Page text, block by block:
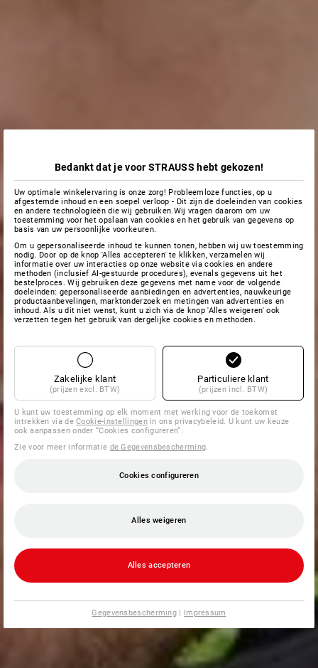
Bedankt dat je voor STRAUSS hebt gekozen!
Uw optimale winkelervaring is onze zorg! Probleemloze functies, op u
afgestemde inhoud en een soepel verloop - Dit zijn de doeleinden van cookies
en andere technologieën die wij gebruiken.Wij vragen daarom om uw
toestemming voor het opslaan van cookies en het gebruik van gegevens op
basis van uw persoonlijke voorkeuren.
Om u gepersonaliseerde inhoud te kunnen tonen, hebben wij uw toestemming
nodig. Door op de knop 'Alles accepteren' te klikken, verzamelen wij
informatie over uw interacties op onze website via cookies en andere
methoden (inclusief AI-gestuurde procedures), evenals gegevens uit het
bestelproces. Wij gebruiken deze gegevens met name voor de volgende
doeleinden: gepersonaliseerde aanbiedingen en advertenties, nauwkeurige
productaanbevelingen, marktonderzoek en metingen van advertenties en
inhoud. Als u dit niet wenst, kunt u zich via de knop 'Alles weigeren' ook
verzetten tegen het gebruik van dergelijke cookies en methoden.
Zakelijke klant
(prijzen excl. BTW)
Particuliere klant
(prijzen incl. BTW)
U kunt uw toestemming op elk moment met werking voor de toekomst
intrekken via deCookie-instellingenin ons privacybeleid. U kunt uw keuze
ook aanpassen onder “Cookies configureren”.
Zie voor meer informatie de Gegevensbescherming
Cookies configureren
Alles weigeren
Alles accepteren
Gegevensbescherming | Impressum